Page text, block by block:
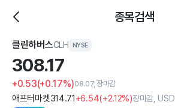
종목검색
클린하버스CLH NYSE
308.17
+0.53(+0.17%)08.07, 장마감
애프터마켓314.71+6.54(+2.12%)장마감, USD